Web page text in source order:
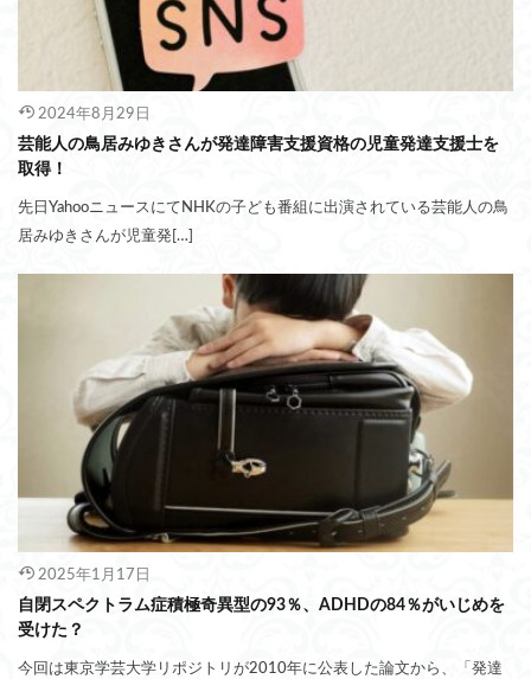
2024年8月29日
芸能人の鳥居みゆきさんが発達障害支援資格の児童発達支援士を
取得！
先日YahooニュースにてNHKの子ども番組に出演されている芸能人の鳥
居みゆきさんが児童発[…]
2025年1月17日
自閉スペクトラム症積極奇異型の93％、ADHDの84％がいじめを
受けた？
今回は東京学芸大学リポジトリが2010年に公表した論文から、「発達